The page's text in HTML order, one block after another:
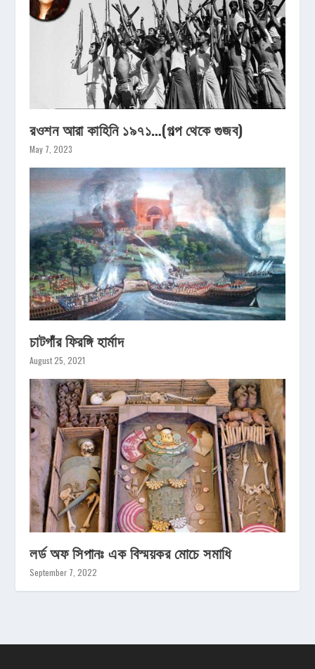
রওশন আরা কাহিনি ১৯৭১…(গল্প থেকে গুজব)
May 7, 2023
চাটগাঁর ফিরঙ্গি হার্মাদ
August 25, 2021
লর্ড অফ সিপানঃ এক বিস্ময়কর মোচে সমাধি
September 7, 2022